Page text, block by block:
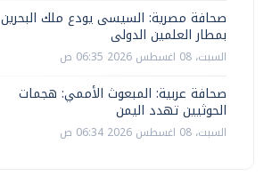
صحافة مصرية: السيسى يودع ملك البحرين
بمطار العلمين الدولى
السبت، 08 اغسطس 2026 06:35 ص
صحافة عربية: المبعوث الأممي: هجمات
الحوثيين تهدد اليمن
السبت، 08 اغسطس 2026 06:34 ص